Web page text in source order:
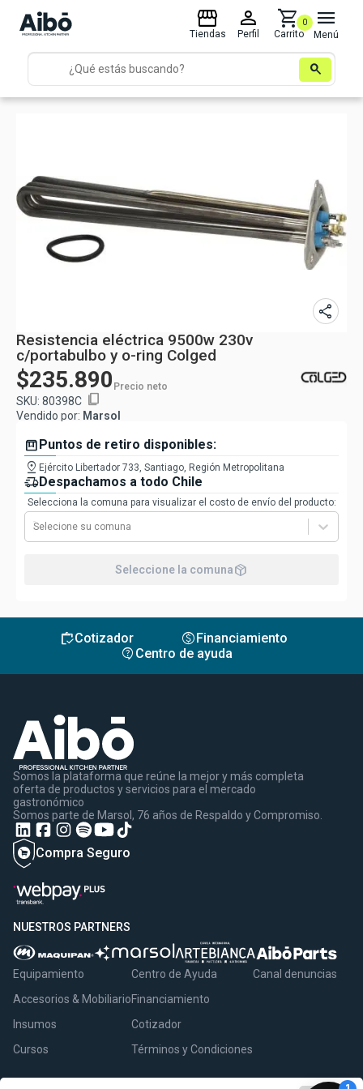
search
storefront
Tiendas
person
Perfil
shopping_cart
Carrito
0 menu
Menú
share
Resistencia eléctrica 9500w 230v
c/portabulbo y o-ring Colged
$235.890 Precio neto
SKU: 80398C content_copy
Vendido por: Marsol
boxPuntos de retiro disponibles:
pin_drop Ejército Libertador 733, Santiago, Región Metropolitana
delivery_truck_speedDespachamos a todo Chile
Selecciona la comuna para visualizar el costo de envío del producto:
Selecione su comuna
Seleccione la comunapackage_2
inventoryCotizador monetization_onFinanciamiento
contact_support Centro de ayuda
Somos la plataforma que reúne la mejor y más completa
oferta de productos y servicios para el mercado
gastronómico
Somos parte de Marsol, 76 años de Respaldo y Compromiso.
Compra Seguro
NUESTROS PARTNERS
Equipamiento
Accesorios & Mobiliario
Insumos
Cursos
Centro de Ayuda
Financiamiento
Cotizador
Términos y Condiciones
Canal denuncias